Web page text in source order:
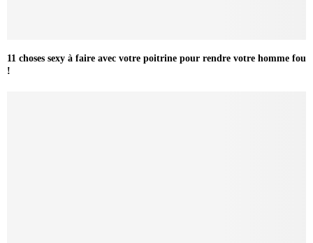
11 choses sexy à faire avec votre poitrine pour rendre votre homme fou
!